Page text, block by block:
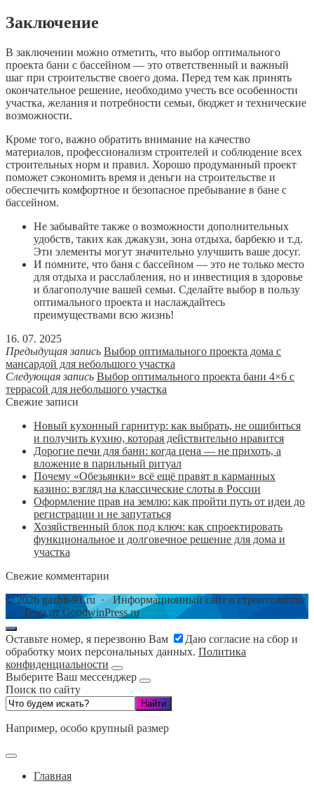
Заключение
В заключении можно отметить, что выбор оптимального
проекта бани с бассейном — это ответственный и важный
шаг при строительстве своего дома. Перед тем как принять
окончательное решение, необходимо учесть все особенности
участка, желания и потребности семьи, бюджет и технические
возможности.
Кроме того, важно обратить внимание на качество
материалов, профессионализм строителей и соблюдение всех
строительных норм и правил. Хорошо продуманный проект
поможет сэкономить время и деньги на строительстве и
обеспечить комфортное и безопасное пребывание в бане с
бассейном.
Не забывайте также о возможности дополнительных
удобств, таких как джакузи, зона отдыха, барбекю и т.д.
Эти элементы могут значительно улучшить ваше досуг.
И помните, что баня с бассейном — это не только место
для отдыха и расслабления, но и инвестиция в здоровье
и благополучие вашей семьи. Сделайте выбор в пользу
оптимального проекта и наслаждайтесь
преимуществами всю жизнь!
16. 07. 2025
Предыдущая запись Выбор оптимального проекта дома с
мансардой для небольшого участка
Следующая запись Выбор оптимального проекта бани 4×6 с
террасой для небольшого участка
Свежие записи
Новый кухонный гарнитур: как выбрать, не ошибиться
и получить кухню, которая действительно нравится
Дорогие печи для бани: когда цена — не прихоть, а
вложение в парильный ритуал
Почему «Обезьянки» всё ещё правят в карманных
казино: взгляд на классические слоты в России
Оформление прав на землю: как пройти путь от идеи до
регистрации и не запутаться
Хозяйственный блок под ключ: как спроектировать
функциональное и долговечное решение для дома и
участка
Свежие комментарии
©2026 gazbit-91.ru ·Информационный сайт о строительстве
· Тема от GoodwinPress.ru
Оставьте номер, я перезвоню Вам
Даю согласие на сбор и
обработку моих персональных данных. Политика
конфиденциальности
Выберите Ваш мессенджер
Поиск по сайту
Например, особо крупный размер
Главная